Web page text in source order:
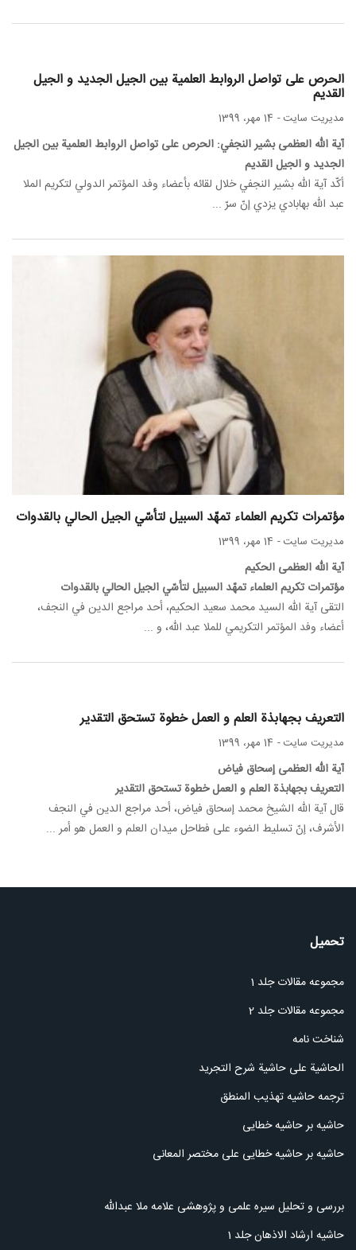
الحرص على تواصل الروابط العلمية بين الجيل الجديد و الجيل
القديم
مدیریت سایت- 14 مهر، 1399
آية الله العظمى بشير النجفي: الحرص على تواصل الروابط العلمية بين الجيل
الجديد و الجيل القديم
أکّد آية الله بشير النجفي خلال لقائه بأعضاء وفد المؤتمر الدولي لتکريم الملا
عبد الله بهابادي يزدي إنّ سرّ ...
مؤتمرات تکريم العلماء تمهّد السبيل لتأسّي الجيل الحالي بالقدوات
مدیریت سایت- 14 مهر، 1399
آية الله العظمى الحکيم
مؤتمرات تکريم العلماء تمهّد السبيل لتأسّي الجيل الحالي بالقدوات
التقى آية الله السيد محمد سعيد الحکيم، أحد مراجع الدين في النجف،
أعضاء وفد المؤتمر التکريمي للملا عبد الله، و ...
التعريف بجهابذة العلم و العمل خطوة تستحق التقدير
مدیریت سایت- 14 مهر، 1399
آية الله العظمى إسحاق فياض
التعريف بجهابذة العلم و العمل خطوة تستحق التقدير
قال آية الله الشيخ محمد إسحاق فياض، أحد مراجع الدين في النجف
الأشرف، إنّ تسليط الضوء على فطاحل ميدان العلم و العمل هو أمر ...
تحمیل
مجموعه مقالات جلد 1
مجموعه مقالات جلد 2
شناخت نامه
الحاشیة علی حاشیة شرح التجرید
ترجمه حاشیه تهذیب المنطق
حاشیه بر حاشیه خطایی
حاشیه بر حاشیه خطایی علی مختصر المعانی
بررسی و تحلیل سیره علمی و پژوهشی علامه ملا عبدالله
حاشیه ارشاد الاذهان جلد 1